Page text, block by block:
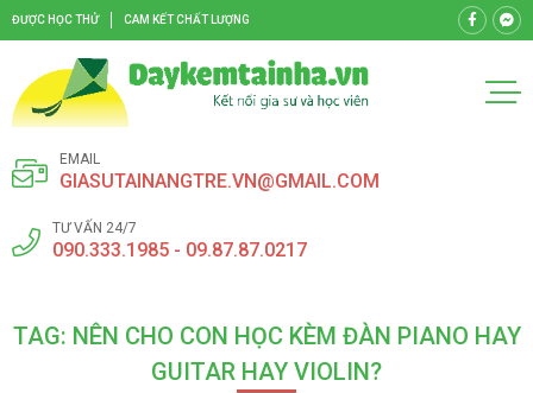
ĐƯỢC HỌC THỬ CAM KẾT CHẤT LƯỢNG
EMAIL
GIASUTAINANGTRE.VN@GMAIL.COM
TƯ VẤN 24/7
090.333.1985 - 09.87.87.0217
TAG: NÊN CHO CON HỌC KÈM ĐÀN PIANO HAY
GUITAR HAY VIOLIN?